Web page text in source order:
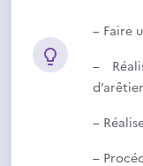
– Faire
–
d’arêtier
–
–